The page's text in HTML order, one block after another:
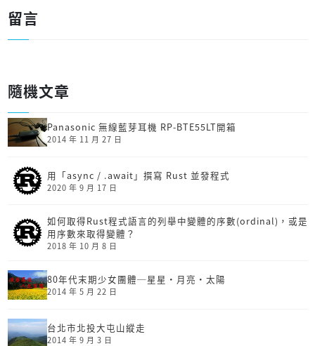
留言
隨機文章
Panasonic 無線藍芽耳機 RP-BTE55LT開箱
2014 年 11 月 27 日
用「async / .await」撰寫 Rust 並發程式
2020 年 9 月 17 日
如何取得Rust程式語言的列舉中變體的序數(ordinal)，或是
用序數來取得變體？
2018 年 10 月 8 日
80年代末期少女團體─星星‧月亮‧太陽
2014 年 5 月 22 日
台北市北投大屯山縱走
2014 年 9 月 3 日